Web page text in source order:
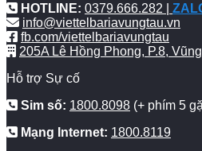
HOTLINE: 0379.666.282 |
info@viettelbariavungtau.vn
fb.com/viettelbariavungtau
205A Lê Hồng Phong, P.8,
Hỗ trợ Sự cố
Sim số: 1800.8098 (+ phím 5
Mạng Internet: 1800.8119